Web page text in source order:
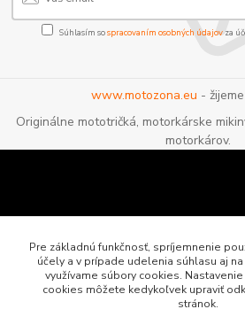
Súhlasím sospracovaním osobných údajov za
www.motozona.eu -
Originálne mototričká, motorkárske
motorkárov.
Pre základnú funkčnosť, spríjemnenie
účely a v prípade udelenia súhlasu aj
využívame súbory cookies.
cookies môžete kedykoľvek upraviť
stránok.